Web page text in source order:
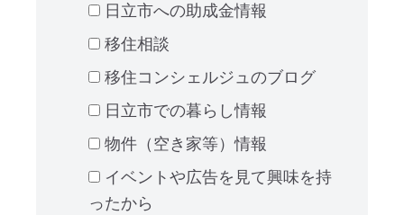
日立市への助成金情報
移住相談
移住コンシェルジュのブログ
日立市での暮らし情報
物件（空き家等）情報
イベントや広告を見て興味を持
ったから